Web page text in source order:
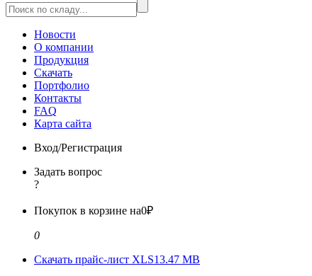
Новости
О компании
Продукция
Скачать
Портфолио
Контакты
FAQ
Карта сайта
Вход/Регистрация
Задать вопрос
?
Покупок в корзине на0₽
0
Скачать прайс-лист XLS13.47 MB